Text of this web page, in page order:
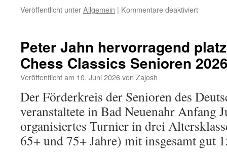
Veröffentlicht unterAllgemein | Kommentare deaktiviertfür
viertes
–
der
Grand-
Prix-
Reihe
im
Peter Jahn hervorragend
Chess Classics Senioren
Veröffentlicht am 10. Juni 2026von Zajosh
Der Förderkreis der Senioren des
veranstaltete in Bad Neuenahr Anfang
organisiertes Turnier in drei
65+ und 75+ Jahre) mit insgesamt gut